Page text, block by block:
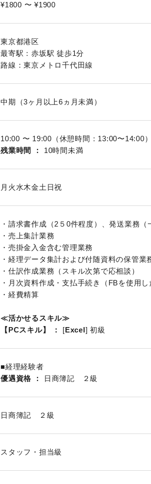
¥1800 〜 ¥1900
東京都港区
最寄駅：赤坂駅 徒歩1分
路線：東京メトロ千代田線
中期（3ヶ月以上6ヵ月未満）
10:00 〜 19:00（休憩時間：13:00〜14:00）
残業時間
10時間未満
月火水木金土日祝
・請求書作成（2５0件程度）、発送業務
・売上集計業務
・売掛金入金含む管理業務
・経理データ集計および付随資料の保管業
・仕訳作成業務（スキル次第で応相談）
・月次資料作成・支払手続き（FBを使用し
・経費精算
≪活かせるスキル≫
【PCスキル】
[Excel] 初級
■経理経験者
優遇資格
日商簿記 ２級
日商簿記 ２級
スタッフ・担当級